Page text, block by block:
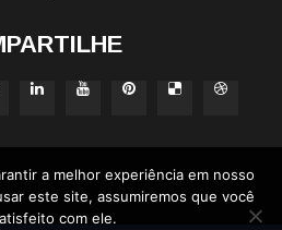
a melhor experiência em nosso
este site, assumiremos que você
com ele.